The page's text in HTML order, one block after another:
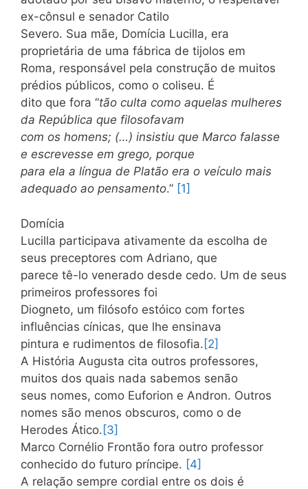
ex-cônsul e senador Catilo
Severo. Sua mãe, Domícia Lucilla, era
proprietária de uma fábrica de tijolos em
Roma, responsável pela construção de muitos
prédios públicos, como o coliseu. É
dito que fora “tão culta como aquelas mulheres
da República que filosofavam
com os homens; (…) insistiu que Marco falasse
e escrevesse em grego, porque
para ela a língua de Platão era o veículo mais
adequado ao pensamento.” [1]
Domícia
Lucilla participava ativamente da escolha de
seus preceptores com Adriano, que
parece tê-lo venerado desde cedo. Um de seus
primeiros professores foi
Diogneto, um filósofo estóico com fortes
influências cínicas, que lhe ensinava
pintura e rudimentos de filosofia. [2]
A História Augusta cita outros professores,
muitos dos quais nada sabemos senão
seus nomes, como Euforion e Andron. Outros
nomes são menos obscuros, como o de
Herodes Ático. [3]
Marco Cornélio Frontão fora outro professor
conhecido do futuro príncipe. [4]
A relação sempre cordial entre os dois é